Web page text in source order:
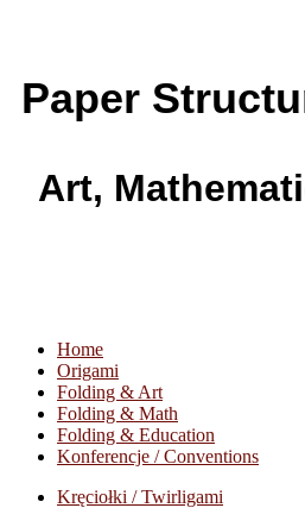
Paper
Art,
Home
Origami
Folding & Art
Folding & Math
Folding & Education
Konferencje / Conventions
Kręciołki / Twirligami